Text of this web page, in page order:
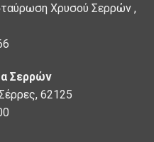
Χρυσού Σερρών ,
Σερρών
62125